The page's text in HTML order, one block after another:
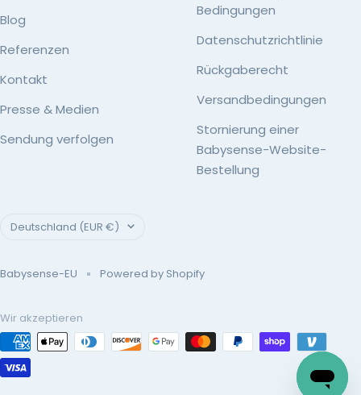
Blog
Referenzen
Kontakt
Presse & Medien
Sendung verfolgen
Bedingungen
Datenschutzrichtlinie
Rückgaberecht
Versandbedingungen
Stornierung einer
Babysense-Website-
Bestellung
Land/Region
Deutschland (EUR €)
Babysense-EU Powered by Shopify
Wir akzeptieren